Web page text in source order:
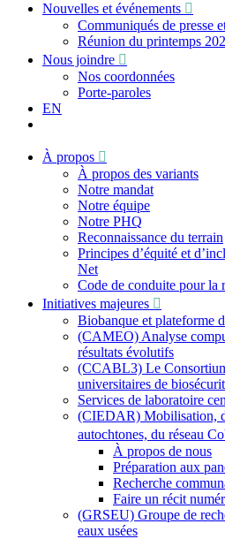
Nouvelles et événements
Communiqués de presse
Réunion du printemps
Nous joindre
Nos coordonnées
Porte-paroles
EN
À propos
À propos des variants
Notre mandat
Notre équipe
Notre PHQ
Reconnaissance du terrain
Principes d’équité et
Net
Code de conduite pour la
Initiatives majeures
Biobanque et plateforme
(CAMEO) Analyse
résultats évolutifs
(CCABL3) Le
universitaires de
Services de laboratoire
(CIEDAR) Mobilisation,
autochtones, du réseau
À propos de nous
Préparation aux
Recherche
Faire un récit
(GRSEU) Groupe de
eaux usées